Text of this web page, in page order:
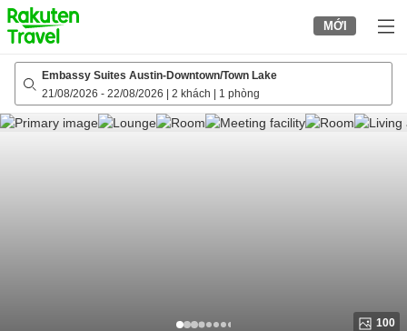
to
top
page
MỚI
Embassy Suites Austin-Downtown/Town Lake
21/08/2026 - 22/08/2026 2 khách 1 phòng
100